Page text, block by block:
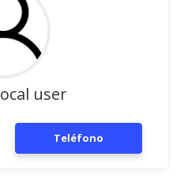
user
Teléfono